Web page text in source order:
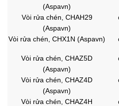
(Aspavn)
Vòi rửa chén, CHAH29
(Aspavn)
Vòi rửa chén, CHX1N (Aspavn)
Vòi rửa chén, CHAZ5D
(Aspavn)
Vòi rửa chén, CHAZ4D
(Aspavn)
Vòi rửa chén, CHAZ4H